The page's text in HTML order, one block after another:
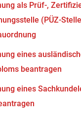
als Prüf-,
(PÜZ-
eines
beantragen
eines